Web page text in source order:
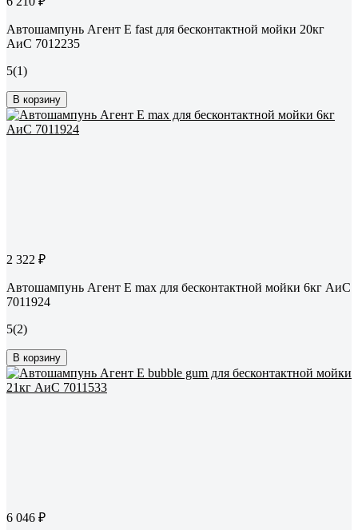
Автошампунь Агент Е fast для бесконтактной мойки 20кг
АиС 7012235
5(1)
В корзину
2 322 ₽
Автошампунь Агент Е max для бесконтактной мойки 6кг АиС
7011924
5(2)
В корзину
6 046 ₽